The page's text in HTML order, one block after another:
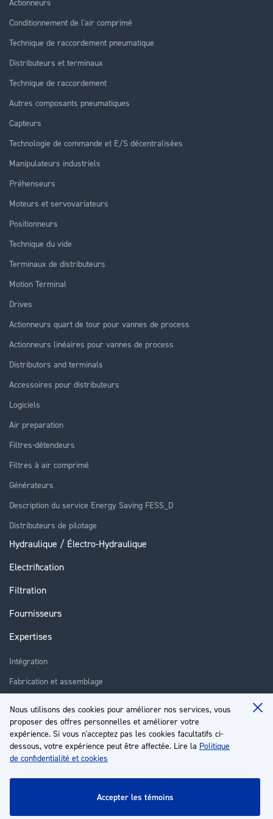
Nous utilisons des cookies pour améliorer nos services, vous
proposer des offres personnelles et améliorer votre
expérience. Si vous n'acceptez pas les cookies facultatifs ci-
dessous, votre expérience peut être affectée. Lire la Politique
de confidentialité et cookies
accepter les témoins
Actionneurs
Conditionnement de l'air comprimé
Technique de raccordement pneumatique
Distributeurs et terminaux
Technique de raccordement
Autres composants pneumatiques
Capteurs
Technologie de commande et E/S décentralisées
Manipulateurs industriels
Préhenseurs
Moteurs et servovariateurs
Positionneurs
Technique du vide
Terminaux de distributeurs
Motion Terminal
Drives
Actionneurs quart de tour pour vannes de process
Actionneurs linéaires pour vannes de process
Distributors and terminals
Accessoires pour distributeurs
Logiciels
Air preparation
Filtres-détendeurs
Filtres à air comprimé
Générateurs
Description du service Energy Saving FESS_D
Distributeurs de pilotage
Hydraulique / Électro-Hydraulique
Electrification
Filtration
Fournisseurs
Expertises
Intégration
Fabrication et assemblage
Réparation
Formation
À propos
Service client